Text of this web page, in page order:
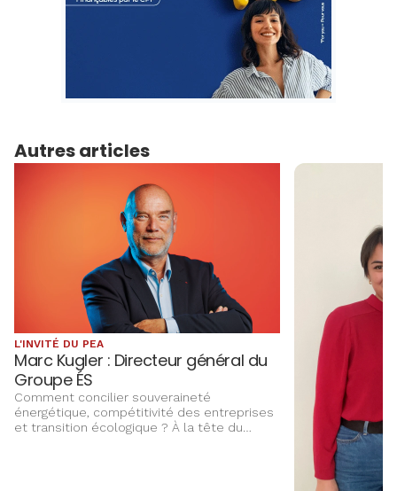
Autres articles
L'INVITÉ DU PEA
Marc Kugler : Directeur général du
Groupe ÉS
Comment concilier souveraineté
énergétique, compétitivité des entreprises
et transition écologique ? À la tête du